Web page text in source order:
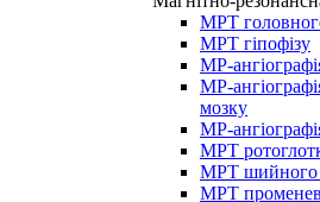
МРТ
МРТ гіпофізу
МР-
МР-
мозку
МР-
МРТ
МРТ шийного
МРТ